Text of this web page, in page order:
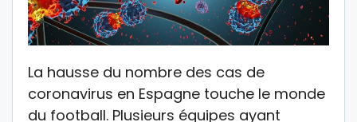
La hausse du nombre des cas de
coronavirus en Espagne touche le monde
du football. Plusieurs équipes ayant